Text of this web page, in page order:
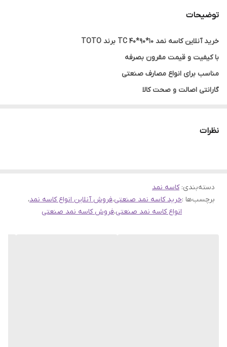
توضیحات
خرید آنلاین کاسه نمد 10*90*40 TC برند TOTO
با کیفیت و قیمت مقرون بصرفه
مناسب برای انواع مصارف صنعتی
گارانتی اصالت و صحت کالا
برند تولید کاسه نمد TOTO
برند TOTO یکی از تولیدکنندگان معتبر کاسه نمد در چین است که به
نظرات
دسته‌بندی:کاسه نمد
برچسب‌ها :خرید کاسه نمد صنعتی،فروش آنلاین انواع کاسه نمد،
انواع کاسه نمد صنعتی،فروش کاسه نمد صنعتی